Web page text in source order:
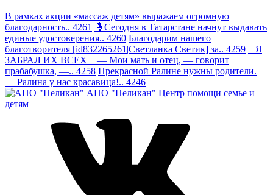
В рамках акции «массаж детям» выражаем огромную
благодарность.. 4261 🤱Сегодня в Татарстане начнут выдавать
единые удостоверения.. 4260 Благодарим нашего
благотворителя [id832265261|Светланка Светик] за.. 4259
Я
ЗАБРАЛ ИХ ВСЕХ — Мои мать и отец, — говорит
прабабушка, —.. 4258 Прекрасной Ралине нужны родители.
— Ралина у нас красавица!.. 4246
АНО "Пеликан" Центр помощи семье и
детям